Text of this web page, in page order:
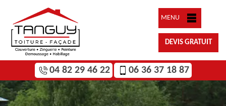
MENU
DEVIS GRATUIT
04 82 29 46 22 06 36 37 18 87